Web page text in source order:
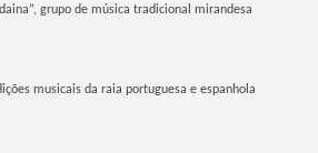
grupo de música tradicional mirandesa
musicais da raia portuguesa e espanhola